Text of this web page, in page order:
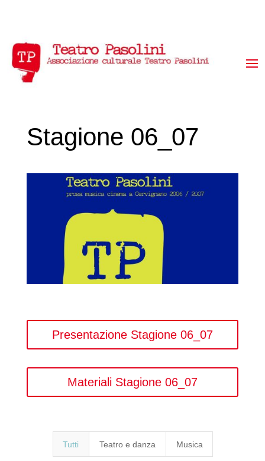
Stagione 06_07
Presentazione Stagione 06_07
Materiali Stagione 06_07
Tutti Teatro e danza Musica